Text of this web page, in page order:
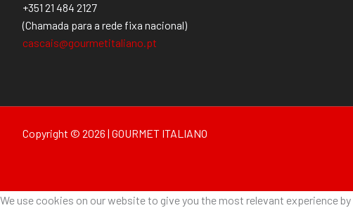
+351 21 484 2127
(Chamada para a rede fixa nacional)
cascais@gourmetitaliano.pt
Copyright © 2026 | GOURMET ITALIANO
We use cookies on our website to give you the most relevant experience